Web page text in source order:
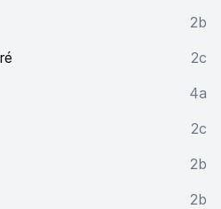
2b
2c
4a
2c
2b
2b